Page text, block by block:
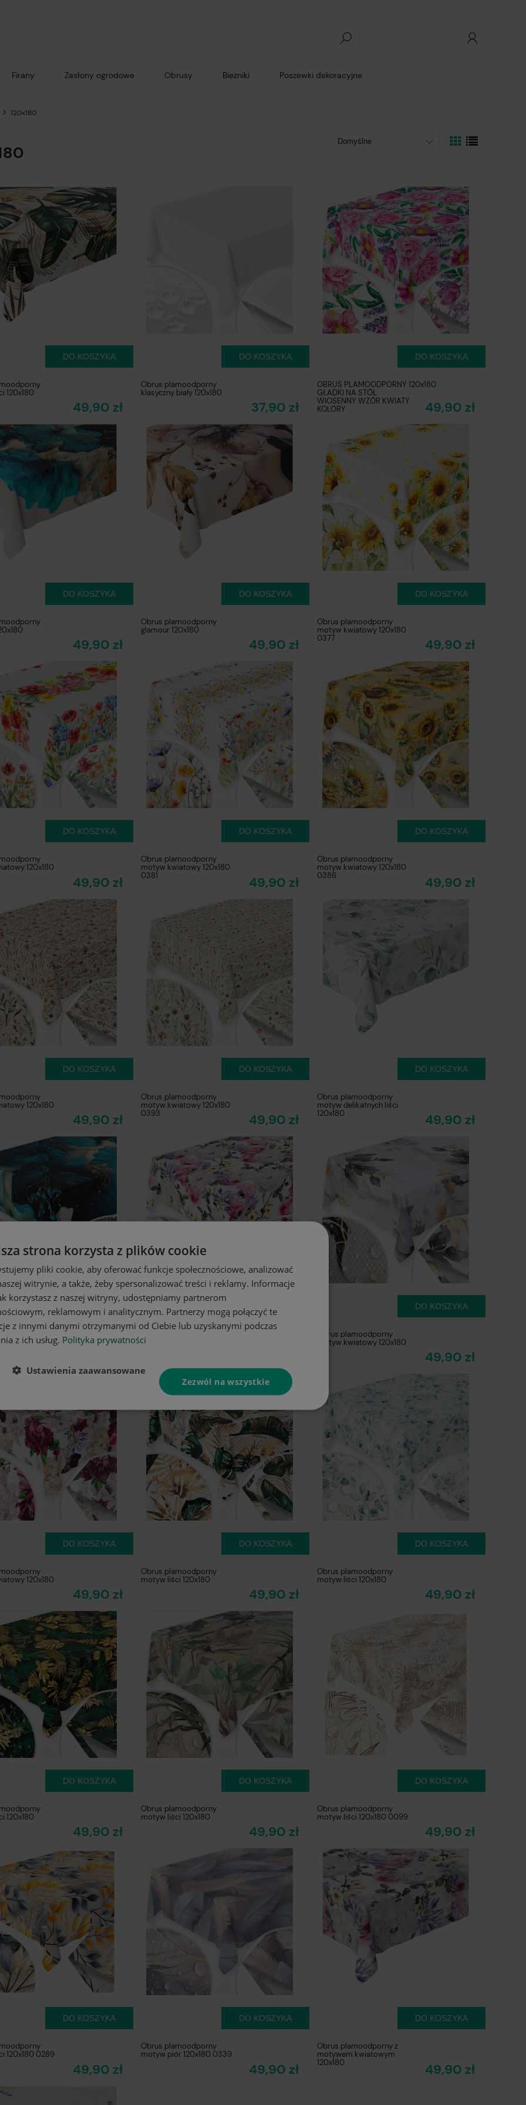
Firany Zasłony ogrodowe Obrusy Bieżniki Poszewki dekoracyjne
120x180
120x180
49,90 zł
DO KOSZYKA
Obrus plamoodporny
klasyczny biały 120x180
37,90 zł
DO KOSZYKA
OBRUS PLAMOODPORNY 120x180
GŁADKI NA STÓŁ
WIOSENNY WZÓR KWIATY
KOLORY
49,90 zł
DO KOSZYKA
49,90 zł
DO KOSZYKA
Obrus plamoodporny
glamour 120x180
49,90 zł
DO KOSZYKA
Obrus plamoodporny
motyw kwiatowy 120x180
0377
49,90 zł
DO KOSZYKA
120x180
49,90 zł
DO KOSZYKA
Obrus plamoodporny
motyw kwiatowy 120x180
0381
49,90 zł
DO KOSZYKA
Obrus plamoodporny
motyw kwiatowy 120x180
0386
49,90 zł
DO KOSZYKA
120x180
49,90 zł
DO KOSZYKA
Obrus plamoodporny
motyw kwiatowy 120x180
0393
49,90 zł
DO KOSZYKA
Obrus plamoodporny
motyw delikatnych liści
120x180
49,90 zł
DO KOSZYKA
120x180
DO KOSZYKA
Obrus plamoodporny
motyw kwiatowy 120x180
DO KOSZYKA
Obrus plamoodporny
motyw kwiatowy 120x180
49,90 zł
DO KOSZYKA
120x180
49,90 zł
DO KOSZYKA
Obrus plamoodporny
motyw liści 120x180
49,90 zł
DO KOSZYKA
Obrus plamoodporny
motyw liści 120x180
49,90 zł
DO KOSZYKA
120x180
49,90 zł
DO KOSZYKA
Obrus plamoodporny
motyw liści 120x180
49,90 zł
DO KOSZYKA
Obrus plamoodporny
motyw liści 120x180 0099
49,90 zł
DO KOSZYKA
120x180 0289
49,90 zł
DO KOSZYKA
Obrus plamoodporny
motyw piór 120x180 0339
49,90 zł
DO KOSZYKA
Obrus plamoodporny z
motywem kwiatowym
120x180
49,90 zł
DO KOSZYKA
strona korzysta z plików cookie
pliki cookie, aby oferować funkcje społecznościowe, analizować
witrynie, a także, żeby spersonalizować treści i reklamy. Informacje
korzystasz z naszej witryny, udostępniamy partnerom
reklamowym i analitycznym. Partnerzy mogą połączyć te
z innymi danymi otrzymanymi od Ciebie lub uzyskanymi podczas
z ich usług. Polityka prywatności
Zezwól na wszystkie
Ustawienia zaawansowane